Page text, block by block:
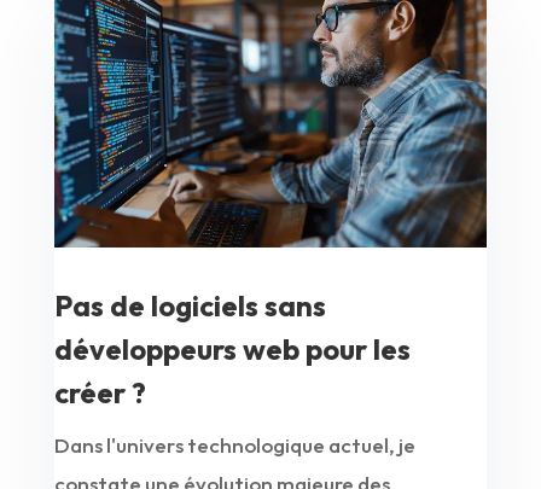
Pas de logiciels sans
développeurs web pour les
créer ?
Dans l'univers technologique actuel, je